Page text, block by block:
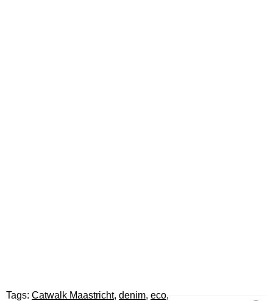
Tags: Catwalk Maastricht, denim, eco,